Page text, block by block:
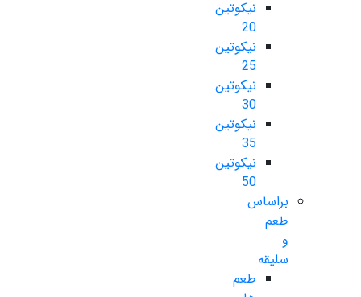
نیکوتین
20
نیکوتین
25
نیکوتین
30
نیکوتین
35
نیکوتین
50
براساس
طعم
و
سلیقه
طعم